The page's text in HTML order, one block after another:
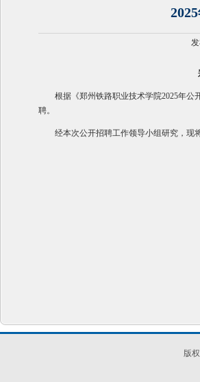
根据《郑州铁路职业技术学院2025年
聘。
经本次公开招聘工作领导小组研究，现
版